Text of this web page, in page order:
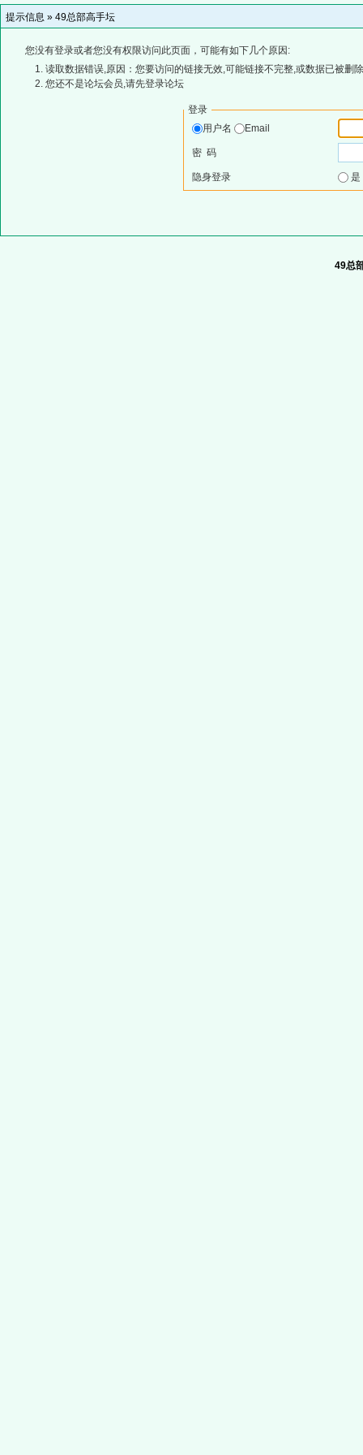
提示信息 » 49总部高手坛
您没有登录或者您没有权限访问此页面，可能有如下几个原因:
读取数据错误,原因：您要访问的链接无效,可能链接不完整,或数据已被删
您还不是论坛会员,请先登录论坛
登录
用户名
Email
密 码
隐身登录
49总